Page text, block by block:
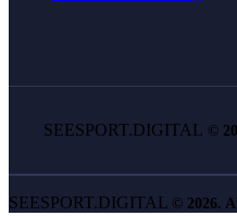
SEESPORT.DIGITAL ©
SEESPORT.DIGITAL © 2026.